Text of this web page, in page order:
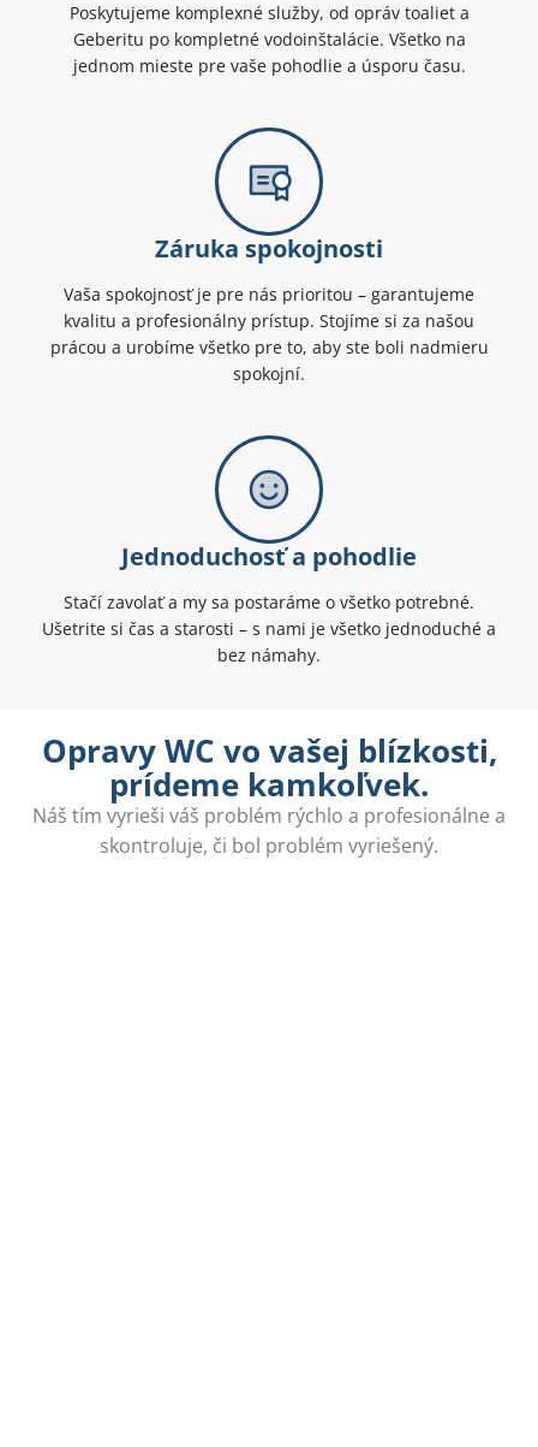
Poskytujeme komplexné služby, od opráv toaliet a
Geberitu po kompletné vodoinštalácie. Všetko na
jednom mieste pre vaše pohodlie a úsporu času.
Záruka spokojnosti
Vaša spokojnosť je pre nás prioritou – garantujeme
kvalitu a profesionálny prístup. Stojíme si za našou
prácou a urobíme všetko pre to, aby ste boli nadmieru
spokojní.
Jednoduchosť a pohodlie
Stačí zavolať a my sa postaráme o všetko potrebné.
Ušetrite si čas a starosti – s nami je všetko jednoduché a
bez námahy.
Opravy WC vo vašej blízkosti,
prídeme kamkoľvek.
Náš tím vyrieši váš problém rýchlo a profesionálne a
skontroluje, či bol problém vyriešený.